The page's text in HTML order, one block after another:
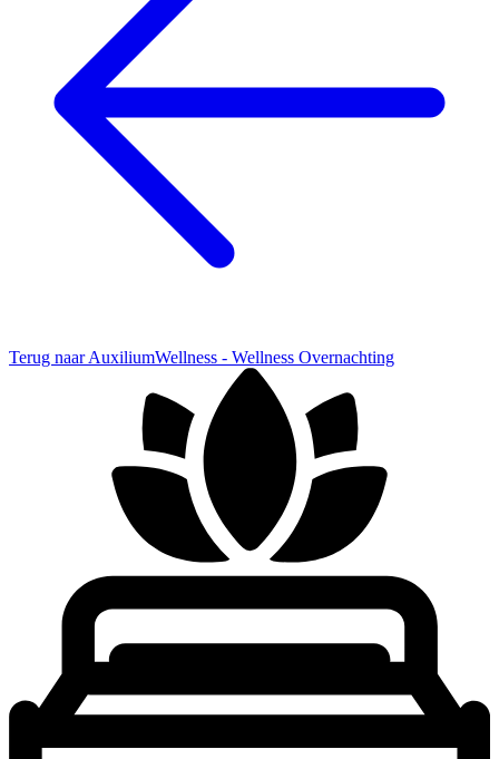
Terug naar AuxiliumWellness - Wellness Overnachting